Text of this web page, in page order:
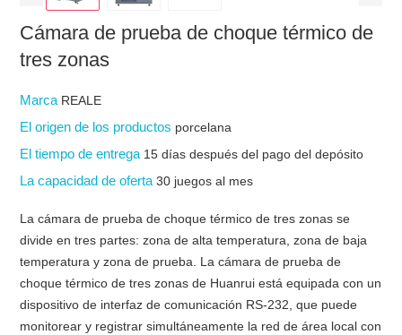
Cámara de prueba de choque térmico de
tres zonas
Marca REALE
El origen de los productos porcelana
El tiempo de entrega 15 días después del pago del depósito
La capacidad de oferta30 juegos al mes
La cámara de prueba de choque térmico de tres zonas se
divide en tres partes: zona de alta temperatura, zona de baja
temperatura y zona de prueba. La cámara de prueba de
choque térmico de tres zonas de Huanrui está equipada con un
dispositivo de interfaz de comunicación RS-232, que puede
monitorear y registrar simultáneamente la red de área local con